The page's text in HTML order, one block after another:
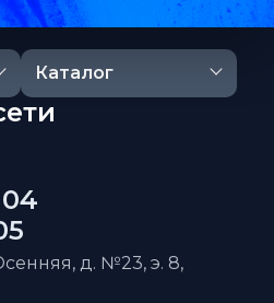
Каталог
д. №23, э. 8,